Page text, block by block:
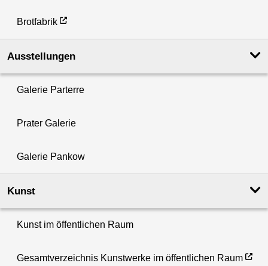
Brotfabrik
Ausstellungen
Galerie Parterre
Prater Galerie
Galerie Pankow
Kunst
Kunst im öffentlichen Raum
Gesamtverzeichnis Kunstwerke im öffentlichen Raum